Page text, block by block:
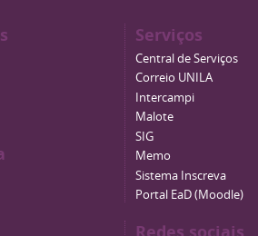
Serviços
Central de Serviços
Correio UNILA
Intercampi
Malote
SIG
Memo
Sistema Inscreva
Portal EaD (Moodle)